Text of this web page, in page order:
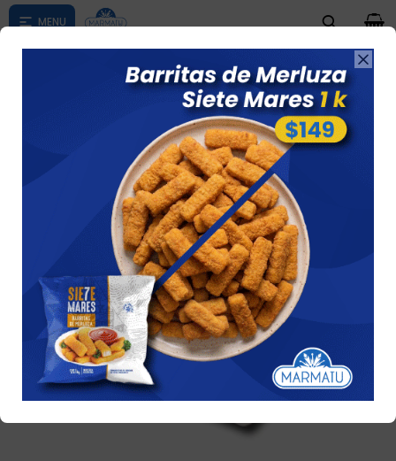

según su zona
0

Rabas De Calamar Rebozadas 500 Gs